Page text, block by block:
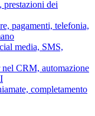
dei
pagamenti, telefonia,
media, SMS,
nel CRM, automazione
completamento